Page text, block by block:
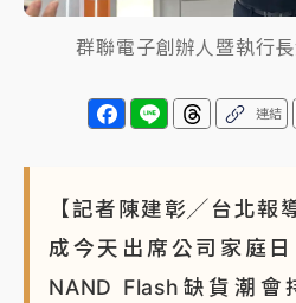
群聯電子創辦人暨執行
連結
【記者陳建彰╱台北報
成今天出席公司家庭
NAND Flash缺貨潮會